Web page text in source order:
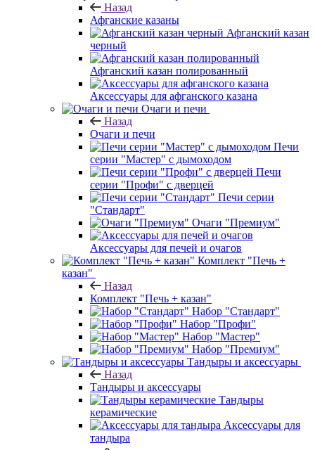
Назад
Афганские казаны
Афганский казан
черный
Афганский казан полированный
Аксессуары для афганского казана
Очаги и печи
Назад
Очаги и печи
Печи
серии "Мастер" с дымоходом
Печи
серии "Профи" с дверцей
Печи серии
"Стандарт"
Очаги "Премиум"
Аксессуары для печей и очагов
Комплект "Печь +
казан"
Назад
Комплект "Печь + казан"
Набор "Стандарт"
Набор "Профи"
Набор "Мастер"
Набор "Премиум"
Тандыры и аксессуары
Назад
Тандыры и аксессуары
Тандыры
керамические
Аксессуары для
тандыра